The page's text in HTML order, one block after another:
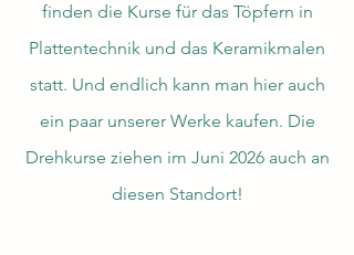
finden die Kurse für das Töpfern in
Plattentechnik und das Keramikmalen
statt. Und endlich kann man hier auch
ein paar unserer Werke kaufen. Die
Drehkurse ziehen im Juni 2026 auch an
diesen Standort!